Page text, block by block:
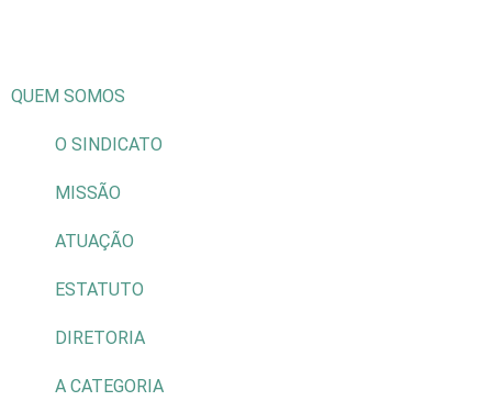
QUEM SOMOS
O SINDICATO
MISSÃO
ATUAÇÃO
ESTATUTO
DIRETORIA
A CATEGORIA